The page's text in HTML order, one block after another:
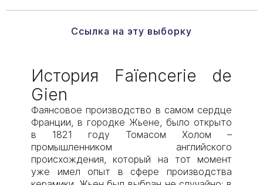
Ссылка на эту выборку
История Faïencerie de
Gien
Фаянсовое производство в самом сердце
Франции, в городке Жьене, было открыто
в 1821 году Томасом Холом –
промышленником английского
происхождения, который на тот момент
уже имел опыт в сфере производства